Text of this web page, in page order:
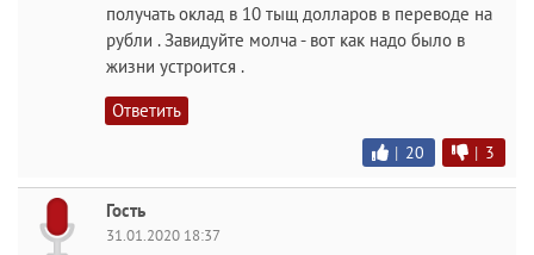
получать оклад в 10 тыщ долларов в переводе на
рубли . Завидуйте молча - вот как надо было в
жизни устроится .
Ответить
| 20 | 3
Гость
31.01.2020 18:37